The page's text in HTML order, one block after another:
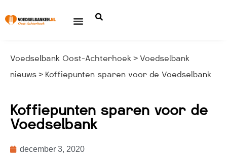
Voedselbank Oost-Achterhoek > Voedselbank
nieuws > Koffiepunten sparen voor de Voedselbank
Koffiepunten sparen voor de
Voedselbank
december 3, 2020